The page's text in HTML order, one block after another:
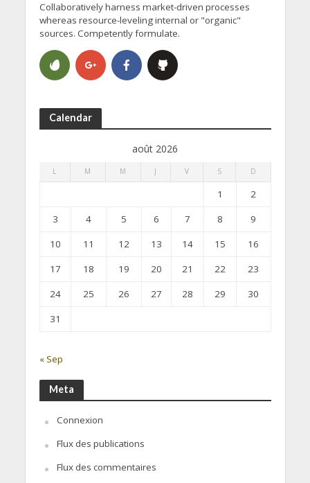
Collaboratively harness market-driven processes
whereas resource-leveling internal or "organic"
sources. Competently formulate.
Calendar
août 2026
L M M J V S D
1
2
3
4 5 6 7 8
9
10
11 12 13 14 15
16
17
18 19 20 21 22
23
24
25 26 27 28 29
30
31
« Sep
Meta
Connexion
Flux des publications
Flux des commentaires